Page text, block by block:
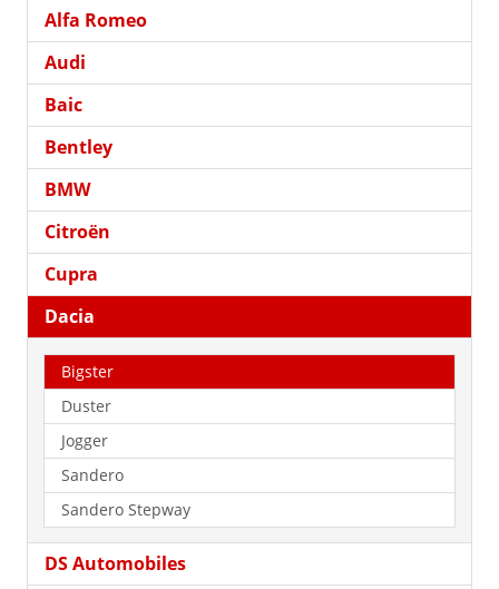
Alfa Romeo
Audi
Baic
Bentley
BMW
Citroën
Cupra
Dacia
Bigster
Duster
Jogger
Sandero
Sandero Stepway
DS Automobiles